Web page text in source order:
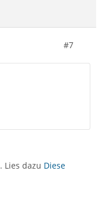
#7
Lies dazu Diese